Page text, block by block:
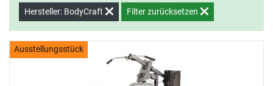
ist mit dem zum Patent
angemeldeten Active Balance
Brustpresse von einer geführten in
eine nahezu freie Bewegung
Hersteller: BodyCraft Filter zurücksetzen
Ausstellungsstück